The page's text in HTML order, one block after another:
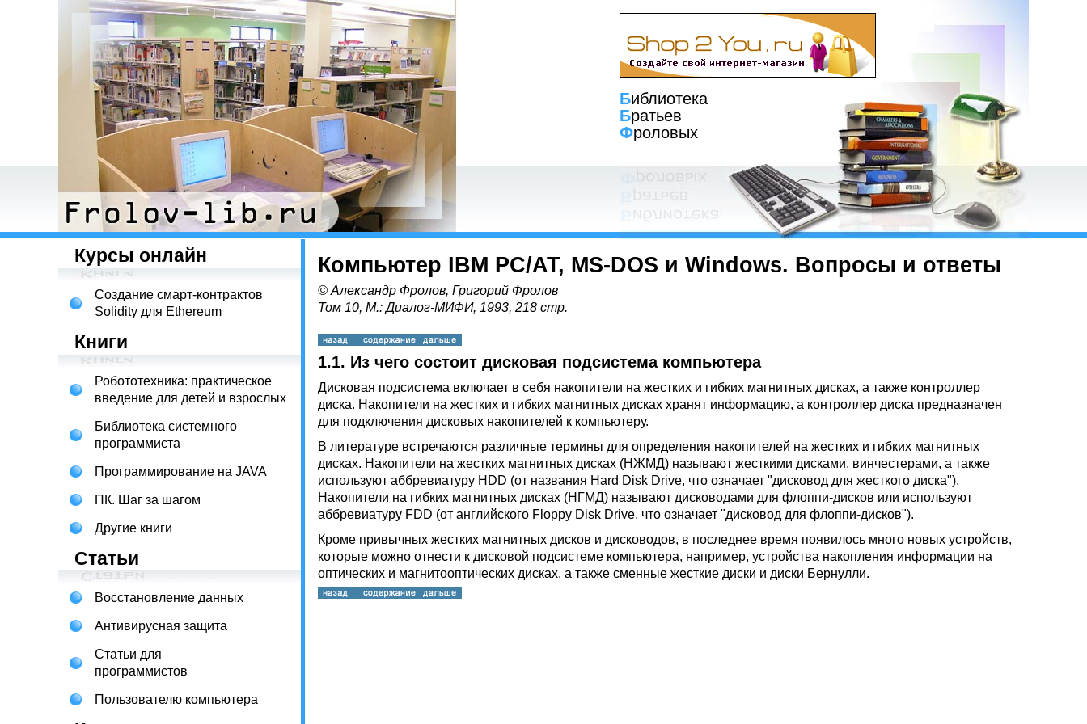
Библиотека
Братьев
Фроловых
Курсы онлайн
Создание смарт-контрактов
Solidity для Ethereum
Книги
Робототехника: практическое
введение для детей и взрослых
Библиотека системного
программиста
Программирование на JAVA
ПК. Шаг за шагом
Другие книги
Статьи
Восстановление данных
Антивирусная защита
Статьи для
программистов
Пользователю компьютера
Компьютер IBM PC/AT, MS-DOS и Windows. Вопросы и ответы
© Александр Фролов, Григорий Фролов
Том 10, М.: Диалог-МИФИ, 1993, 218 стр.
1.1. Из чего состоит дисковая подсистема компьютера
Дисковая подсистема включает в себя накопители на жестких и гибких магнитных дисках, а также контроллер
диска. Накопители на жестких и гибких магнитных дисках хранят информацию, а контроллер диска предназначен
для подключения дисковых накопителей к компьютеру.
В литературе встречаются различные термины для определения накопителей на жестких и гибких магнитных
дисках. Накопители на жестких магнитных дисках (НЖМД) называют жесткими дисками, винчестерами, а также
используют аббревиатуру HDD (от названия Hard Disk Drive, что означает "дисковод для жесткого диска").
Накопители на гибких магнитных дисках (НГМД) называют дисководами для флоппи-дисков или используют
аббревиатуру FDD (от английского Floppy Disk Drive, что означает "дисковод для флоппи-дисков").
Кроме привычных жестких магнитных дисков и дисководов, в последнее время появилось много новых устройств,
которые можно отнести к дисковой подсистеме компьютера, например, устройства накопления информации на
оптических и магнитооптических дисках, а также сменные жесткие диски и диски Бернулли.